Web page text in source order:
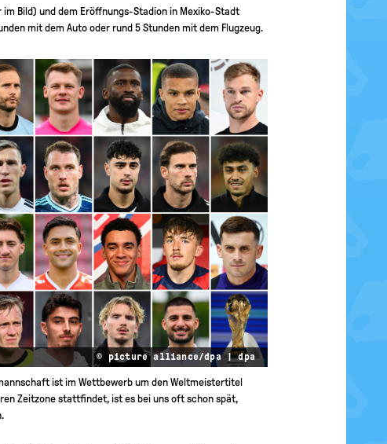
Bild) und dem Eröffnungs-Stadion in Mexiko-Stadt
mit dem Auto oder rund 5 Stunden mit dem Flugzeug.
© picture alliance/dpa | dpa
ist im Wettbewerb um den Weltmeistertitel
Zeitzone stattfindet, ist es bei uns oft schon spät,